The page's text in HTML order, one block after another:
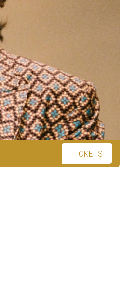
TICKETS